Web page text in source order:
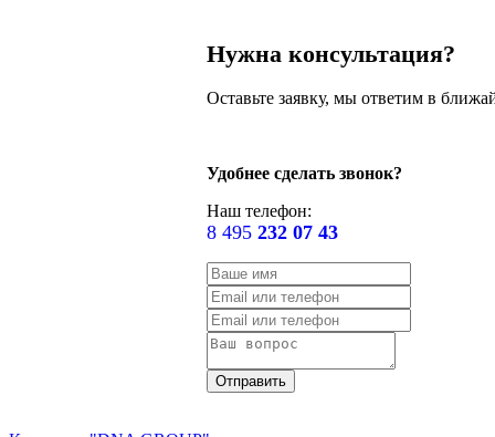
Нужна консультация?
Оставьте заявку, мы ответим в
Удобнее сделать звонок?
Наш телефон:
8 495 232 07 43